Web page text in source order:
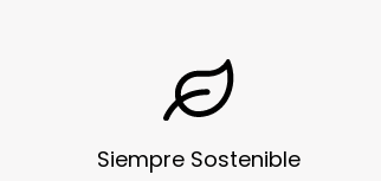
Siempre Sostenible